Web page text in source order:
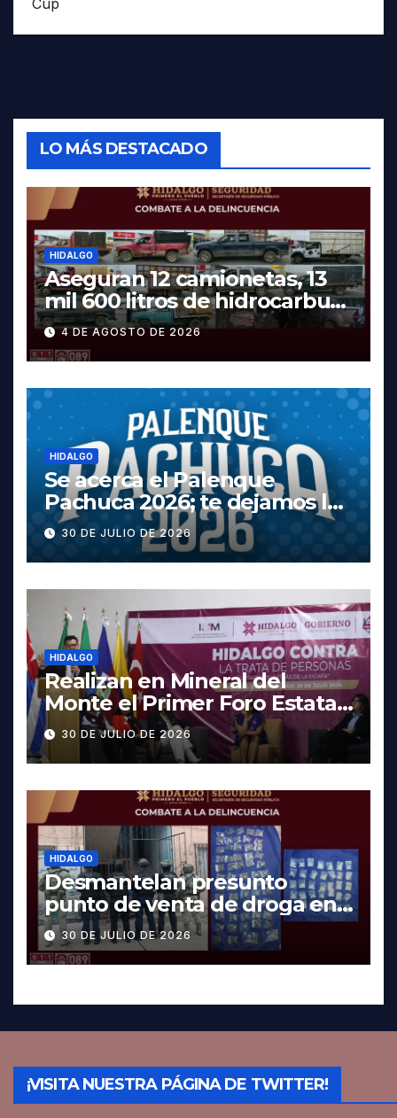
Cup
LO MÁS DESTACADO
HIDALGO
Aseguran 12 camionetas, 13
mil 600 litros de hidrocarburo
y dos vehículos robados en
Tula
4 DE AGOSTO DE 2026
HIDALGO
Se acerca el Palenque
Pachuca 2026; te dejamos la
cartelera completa, las
fechas y los precios
30 DE JULIO DE 2026
HIDALGO
Realizan en Mineral del
Monte el Primer Foro Estatal
contra la Trata de Personas
30 DE JULIO DE 2026
HIDALGO
Desmantelan presunto
punto de venta de droga en
Pachuca; hay dos detenidos
30 DE JULIO DE 2026
¡VISITA NUESTRA PÁGINA DE TWITTER!